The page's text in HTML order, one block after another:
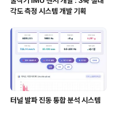
각도 측정 시스템 개발 기획
터널 발파 진동 통합 분석 시스템